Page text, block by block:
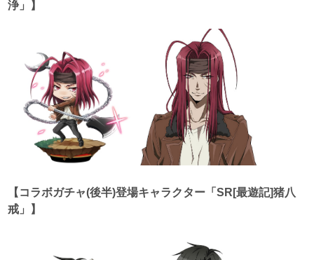
浄」】
【コラボガチャ(後半)登場キャラクター「SR[最遊記]猪八
戒」】